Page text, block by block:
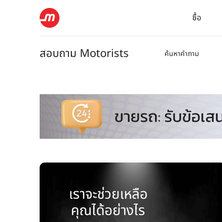
ซื้อ
สอบถาม Motorists ค้นหาคำถาม
เราจะช่วยเหลือ
คุณได้อย่างไร